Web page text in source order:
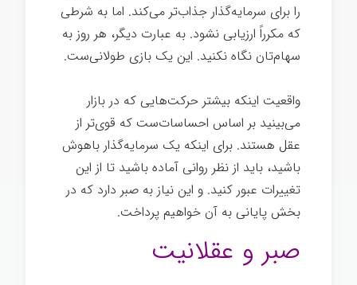
را برای سرمایه‌گذار جذاب‌تر می‌کند. اما به شرطی
که مکرراً ارزیابی نشود. به عبارت دیگر، هر روز به
سهام‌تان نگاه نکنید. این یک بازی طولانی‌ست.
واقعیت اینکه بیشتر حرکت‌هایی که در بازار
می‌بینید بر اساس احساسات‌ست که قوی‌تر از
عقل هستند. برای اینکه یک سرمایه‌گذار باهوش
باشید، باید از نظر روانی آماده باشید تا از این
تغییرات عبور کنید. و این نیاز به صبر دارد که در
بخش پایانی به آن خواهیم پرداخت.
صبر و عقلانیت